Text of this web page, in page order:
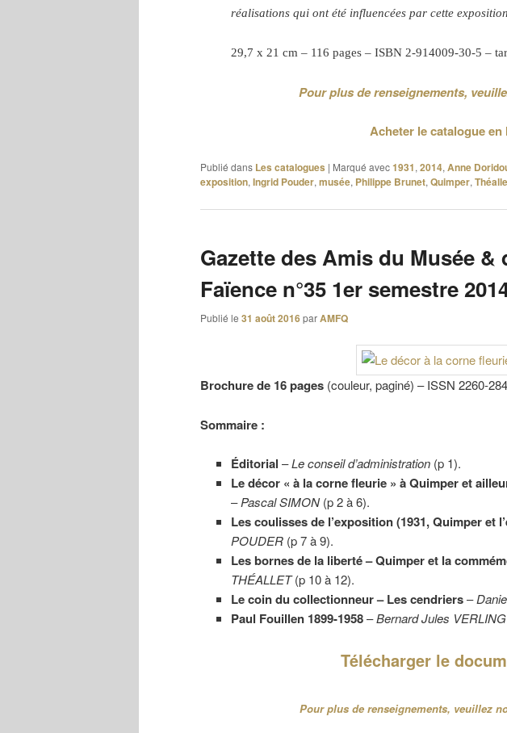
réalisations qui ont été influencées par cette
29,7 x 21 cm – 116 pages – ISBN 2-914009-30-5 –
Pour plus de renseignements,
Acheter le catalogue en
Publié dans Les catalogues | Marqué avec1931, 2014, Anne
exposition, Ingrid Pouder, musée, Philippe Brunet, Quimper,
Gazette des Amis du Musée &
Faïence n°35 1er semestre
Publié le 31 août 2016parAMFQ
Brochure de 16 pages (couleur, paginé) – ISSN 2260-
Sommaire :
Éditorial –Le conseil d’administration(p 1).
Le décor « à la corne fleurie » à Quimper et
–Pascal SIMON(p 2 à 6).
Les coulisses de l’exposition (1931, Quimper et
POUDER (p 7 à 9).
Les bornes de la liberté – Quimper et la
THÉALLET(p 10 à 12).
Le coin du collectionneur – Les cendriers–
Paul Fouillen 1899-1958–Bernard Jules
Télécharger le
Pour plus de renseignements, veuillez